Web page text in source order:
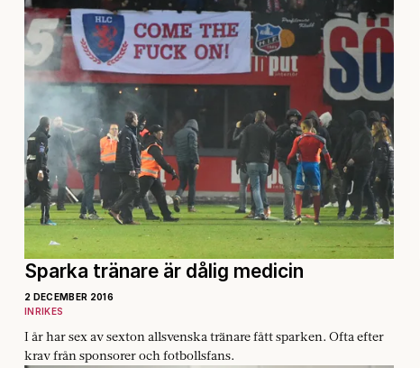
Sparka tränare är dålig medicin
2 DECEMBER 2016
INRIKES
I år har sex av sexton allsvenska tränare fått sparken. Ofta efter
krav från sponsorer och fotbollsfans.